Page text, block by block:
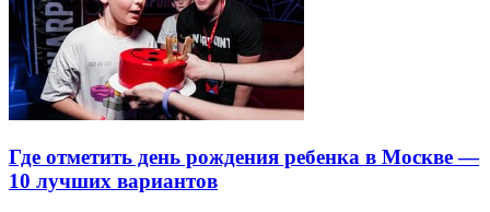
Где отметить день рождения ребенка в Москве —
10 лучших вариантов